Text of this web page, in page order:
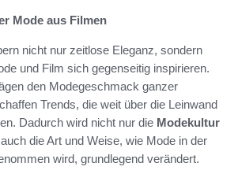
Mode aus Filmen
nicht nur zeitlose Eleganz, sondern
und Film sich gegenseitig inspirieren.
den Modegeschmack ganzer
Trends, die weit über die Leinwand
Dadurch wird nicht nur die Modekultur
die Art und Weise, wie Mode in der
wird, grundlegend verändert.